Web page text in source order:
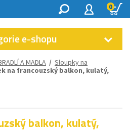
0
e-shopu
A MADLA / Sloupky na
na francouzský balkon, kulatý,
balkon, kulatý,